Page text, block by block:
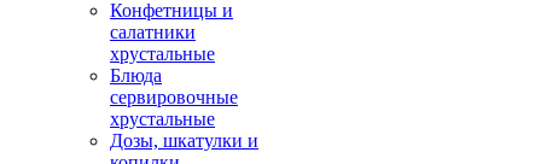
Конфетницы и
салатники
хрустальные
Блюда
сервировочные
хрустальные
Дозы, шкатулки и